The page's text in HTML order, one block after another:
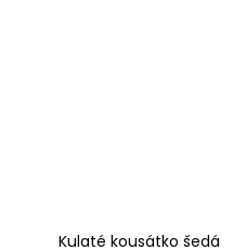
Kulaté kousátko šedá